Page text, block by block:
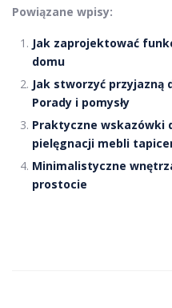
Powiązane wpisy:
Jak zaprojektować
domu
Jak stworzyć przyjazną
Porady i pomysły
Praktyczne wskazówki
pielęgnacji mebli
Minimalistyczne
prostocie